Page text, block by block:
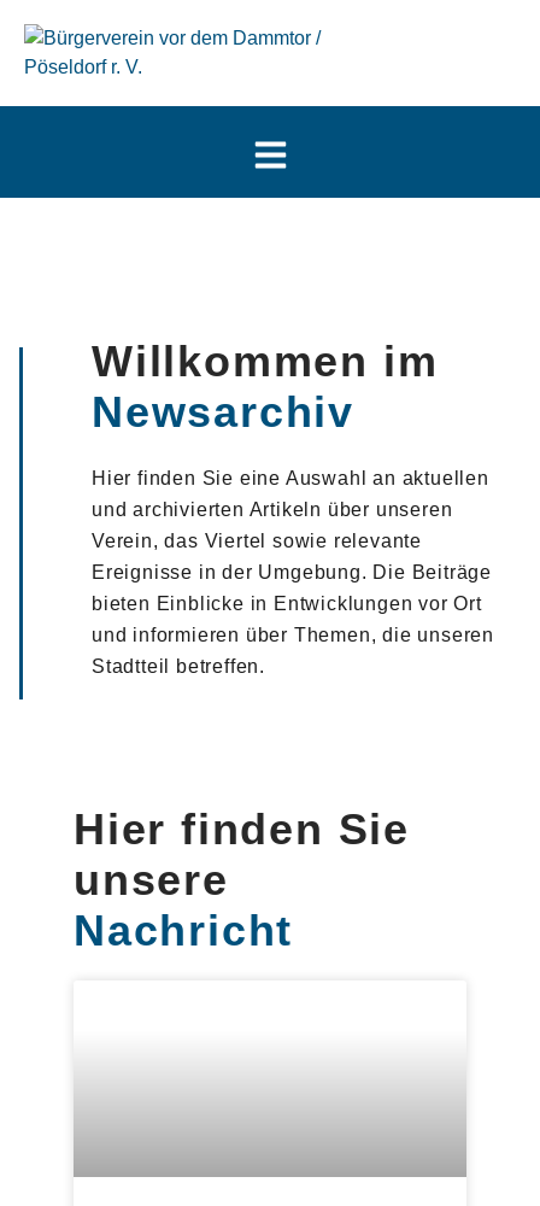
Willkommen im
Newsarchiv
Hier finden Sie eine Auswahl an aktuellen
und archivierten Artikeln über unseren
Verein, das Viertel sowie relevante
Ereignisse in der Umgebung. Die Beiträge
bieten Einblicke in Entwicklungen vor Ort
und informieren über Themen, die unseren
Stadtteil betreffen.
Hier finden Sie
unsere
Nachricht